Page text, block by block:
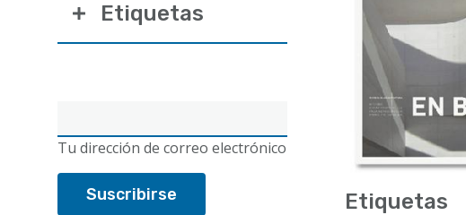
electrónico
Tu dirección de correo electrónico
Etiquetas
Etiquetas